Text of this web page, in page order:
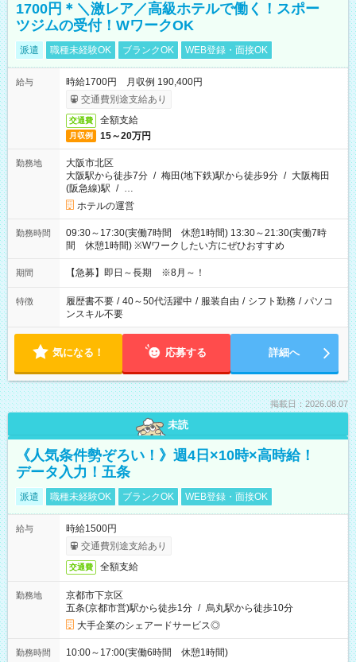
1700円＊＼激レア／高級ホテルで働く！スポー
ツジムの受付！WワークOK
派遣 職種未経験OK ブランクOK WEB登録・面接OK
給与
時給1700円 月収例 190,400円
交通費別途支給あり
交通費 全額支給
月収例 15～20万円
勤務地
大阪市北区
大阪駅から徒歩7分 / 梅田(地下鉄)駅から徒歩9分 / 大阪梅田
(阪急線)駅 / …
ホテルの運営
勤務時間
09:30～17:30(実働7時間 休憩1時間) 13:30～21:30(実働7時
間 休憩1時間) ※Wワークしたい方にぜひおすすめ
期間 【急募】即日～長期 ※8月～！
特徴 履歴書不要 / 40～50代活躍中 / 服装自由 / シフト勤務 / パソコ
ンスキル不要
気になる！ 応募する 詳細へ
掲載日：2026.08.07
未読
《人気条件勢ぞろい！》週4日×10時×高時給！
データ入力！五条
派遣 職種未経験OK ブランクOK WEB登録・面接OK
給与
時給1500円
交通費別途支給あり
交通費 全額支給
勤務地
京都市下京区
五条(京都市営)駅から徒歩1分 / 烏丸駅から徒歩10分
大手企業のシェアードサービス◎
勤務時間 10:00～17:00(実働6時間 休憩1時間)